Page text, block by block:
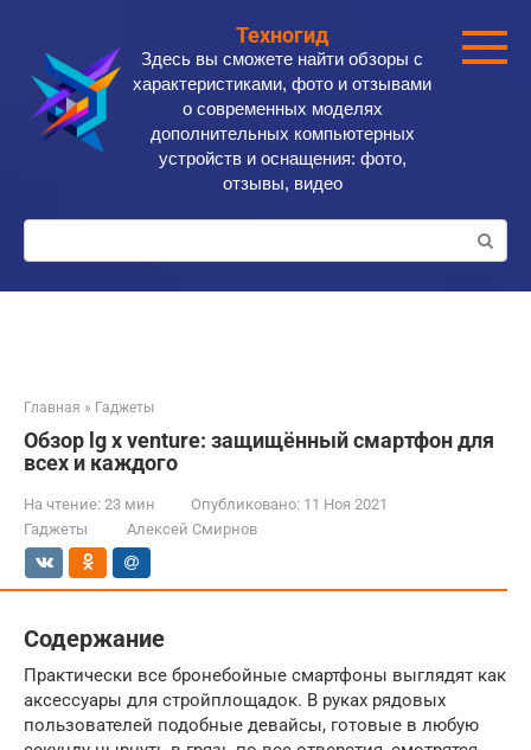
контенту
Техногид
Здесь вы сможете найти обзоры с
характеристиками, фото и отзывами
о современных моделях
дополнительных компьютерных
устройств и оснащения: фото,
отзывы, видео
Поиск:
Главная » Гаджеты
Обзор lg x venture: защищённый смартфон для
всех и каждого
На чтение: 23 мин Опубликовано: 11 Ноя 2021
Гаджеты
Алексей Смирнов
Содержание
Практически все бронебойные смартфоны выглядят как
аксессуары для стройплощадок. В руках рядовых
пользователей подобные девайсы, готовые в любую